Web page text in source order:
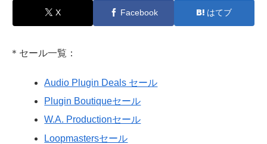
X Facebook はてブ
＊セール一覧：
Audio Plugin Deals セール
Plugin Boutiqueセール
W.A. Productionセール
Loopmastersセール